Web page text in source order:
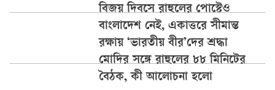
বিজয় দিবসে রাহুলের পোস্টেও
বাংলাদেশ নেই, একাত্তরে সীমান্ত
রক্ষায় ‘ভারতীয় বীর’দের শ্রদ্ধা
মোদির সঙ্গে রাহুলের ৮৮ মিনিটের
বৈঠক, কী আলোচনা হলো